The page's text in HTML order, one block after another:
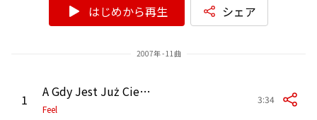
はじめから再生 シェア
2007年 - 11曲
1 A Gdy Jest Już Ciemno
Feel
3:34